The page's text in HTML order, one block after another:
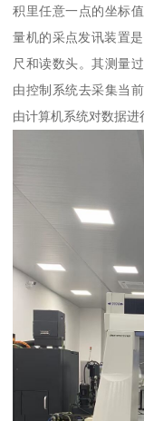
积里任意一点的坐标
量机的采点发讯装置
尺和读数头。其测量
由控制系统去采集当
由计算机系统对数据进